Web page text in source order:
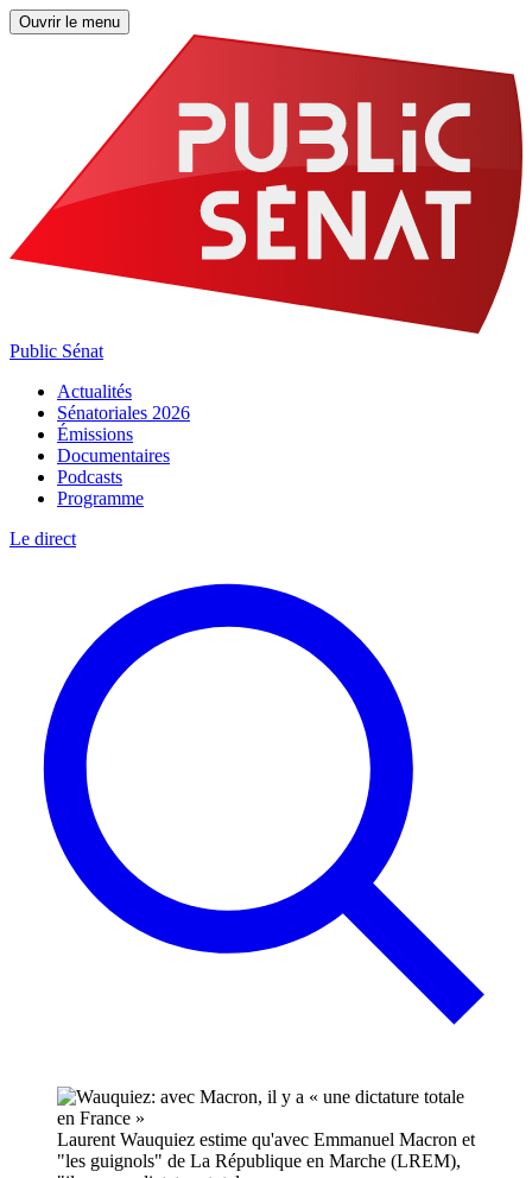
Ouvrir le menu
Public Sénat
Actualités
Sénatoriales 2026
Émissions
Documentaires
Podcasts
Programme
Le direct
Laurent Wauquiez estime qu'avec Emmanuel Macron et
"les guignols" de La République en Marche (LREM),